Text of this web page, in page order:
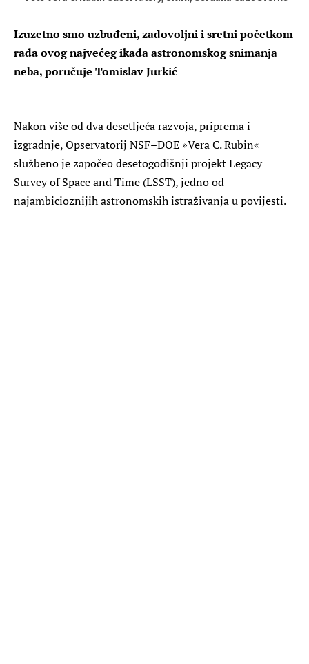
Izuzetno smo uzbuđeni, zadovoljni i sretni početkom
rada ovog najvećeg ikada astronomskog snimanja
neba, poručuje Tomislav Jurkić
Nakon više od dva desetljeća razvoja, priprema i
izgradnje, Opservatorij NSF–DOE »Vera C. Rubin«
službeno je započeo desetogodišnji projekt Legacy
Survey of Space and Time (LSST), jedno od
najambicioznijih astronomskih istraživanja u povijesti.